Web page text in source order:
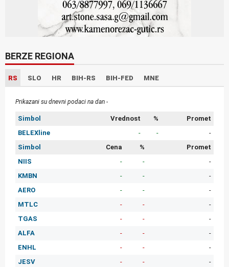
BERZE REGIONA
RS SLO HR BIH-RS BIH-FED MNE
Prikazani su dnevni podaci na dan -
Simbol Vrednost %
Promet
BELEXline
- -
-
Simbol
Cena %
Promet
NIIS
- -
-
KMBN
- -
-
AERO
- -
-
MTLC
- -
-
TGAS
- -
-
ALFA
- -
-
ENHL
- -
-
JESV
- -
-